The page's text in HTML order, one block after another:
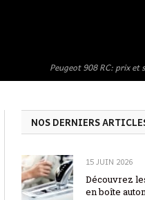
Peugeot 908 RC: prix et
NOS DERNIERS
15 JUIN 2026
Découvrez
en boîte